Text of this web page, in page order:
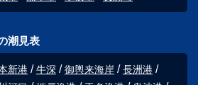
潮見表
新港 牛深 御輿来海岸
長洲港